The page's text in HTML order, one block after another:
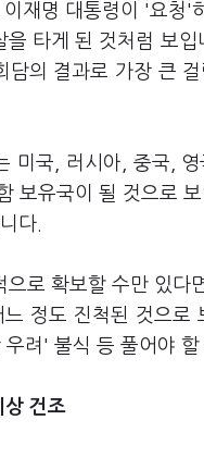
재명 대통령이 '요청
타게 된 것처럼 보
담의 결과로 가장 큰
미국, 러시아, 중국,
보유국이 될 것으로
다.
로 확보할 수만 있
정도 진척된 것으로
려' 불식 등 풀어야
건조